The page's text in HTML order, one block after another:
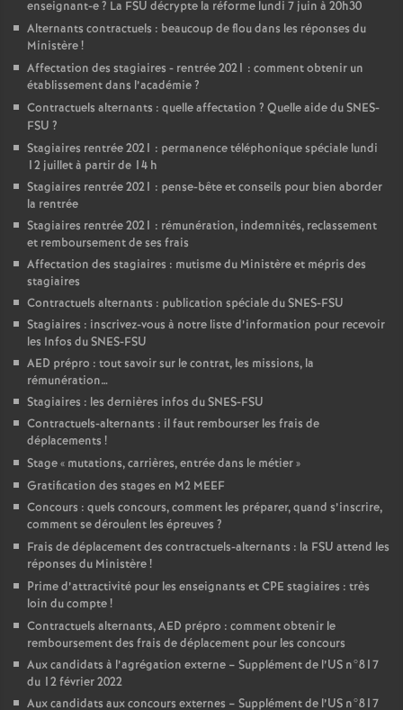
enseignant-e? La FSU décrypte la réforme lundi 7 juin à 20h30
Alternants contractuels : beaucoup de flou dans les réponses du
Ministère!
Affectation des stagiaires - rentrée 2021 : comment obtenir un
établissement dans l’académie?
Contractuels alternants : quelle affectation ? Quelle aide du SNES-
FSU ?
Stagiaires rentrée 2021 : permanence téléphonique spéciale lundi
12 juillet à partir de 14 h
Stagiaires rentrée 2021 : pense-bête et conseils pour bien aborder
la rentrée
Stagiaires rentrée 2021 : rémunération, indemnités, reclassement
et remboursement de ses frais
Affectation des stagiaires : mutisme du Ministère et mépris des
stagiaires
Contractuels alternants : publication spéciale du SNES-FSU
Stagiaires : inscrivez-vous à notre liste d’information pour recevoir
les Infos du SNES-FSU
AED prépro : tout savoir sur le contrat, les missions, la
rémunération…
Stagiaires : les dernières infos du SNES-FSU
Contractuels-alternants : il faut rembourser les frais de
déplacements !
Stage « mutations, carrières, entrée dans le métier»
Gratification des stages en M2 MEEF
Concours : quels concours, comment les préparer, quand s’inscrire,
comment se déroulent les épreuves ?
Frais de déplacement des contractuels-alternants : la FSU attend les
réponses du Ministère!
Prime d’attractivité pour les enseignants et CPE stagiaires : très
loin du compte!
Contractuels alternants, AED prépro : comment obtenir le
remboursement des frais de déplacement pour les concours
Aux candidats à l’agrégation externe – Supplément de l’US n°817
du 12 février 2022
Aux candidats aux concours externes – Supplément de l’US n°817